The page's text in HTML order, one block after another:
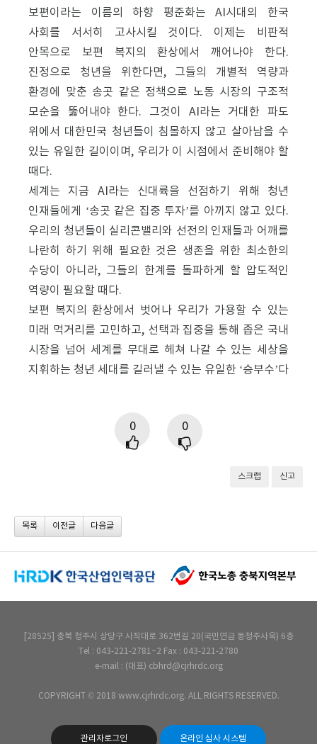
보편이라는 이름의 하향 평준화는 AI시대의 한국
사회를 서서히 고사시킬 것이다. 이제는 비판적
안목으로 보편 복지의 환상에서 깨어나야 한다.
진정으로 청년을 위한다면, 그들의 개별적 역량과
환경에 맞춘 송곳 같은 정책으로 노동 시장의 구조적
모순을 뚫어내야 한다. 그것이 AI라는 거대한 파도
위에서 대한민국 청년들이 침몰하지 않고 살아남을 수
있는 유일한 길이이며, 우리가 이 시점에서 준비해야 할
때다.
세계는 지금 AI라는 신대륙을 선점하기 위해 청년
인재들에게 ‘송곳 같은 집중 투자’를 아끼지 않고 있다.
우리의 청년들이 실리콘밸리와 선전의 인재들과 어깨를
나란히 하기 위해 필요한 것은 생존을 위한 최소한의
수당이 아니라, 그들의 한계를 돌파하게 할 압도적인
역량이 필요할 때다.
보편 복지의 환상에서 벗어나 우리가 가용할 수 있는
미래 먹거리를 고민하고, 선택과 집중을 통해 좁은 국내
시장을 넘어 세계를 무대로 헤쳐 나갈 수 있는 세상을
지휘하는 청년 세대를 길러낼 수 있는 유일한 ‘승부수’다
0 0
스크랩 신고
목록 이전글 다음글
[28525] 충북 청주시 상당구 사직대로 362번길 20(국민연금 동청주사옥) 6층
Tel : 043-221-2781~2 Fax : 043-221-2780
e-mail : (대표) cbhrd@cjrhrdc.org
COPYRIGHT © 2018 www.cjrhrdc.org. ALL RIGHTS RESERVED.
관리자로그인 온라인 심사 시스템